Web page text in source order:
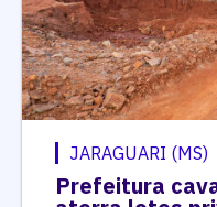
JARAGUARI (MS)
Prefeitura